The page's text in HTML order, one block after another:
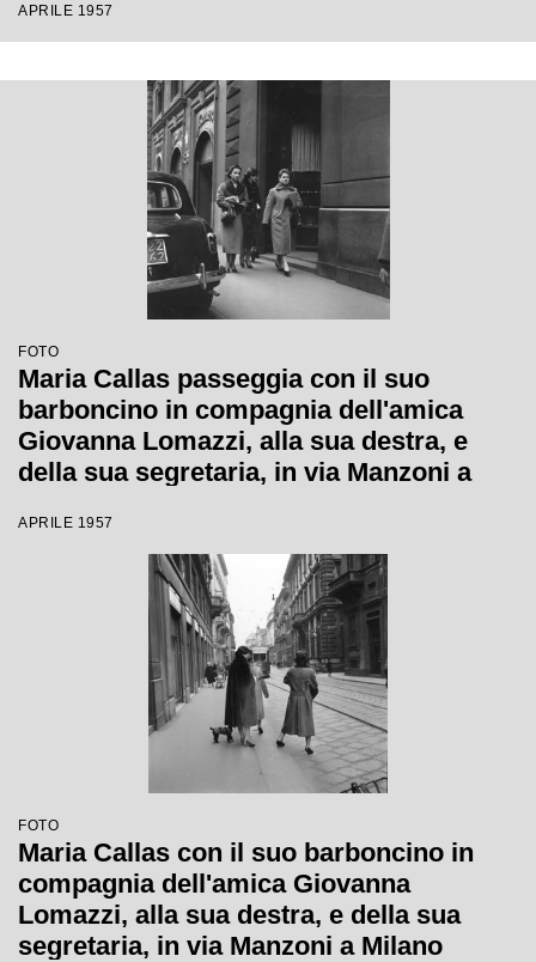
APRILE 1957
FOTO
Maria Callas passeggia con il suo
barboncino in compagnia dell'amica
Giovanna Lomazzi, alla sua destra, e
della sua segretaria, in via Manzoni a
APRILE 1957
FOTO
Maria Callas con il suo barboncino in
compagnia dell'amica Giovanna
Lomazzi, alla sua destra, e della sua
segretaria, in via Manzoni a Milano